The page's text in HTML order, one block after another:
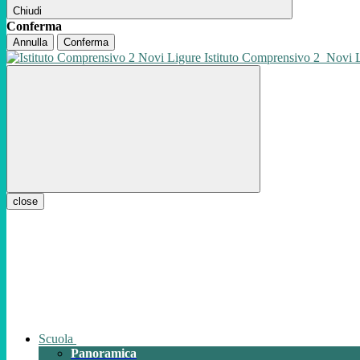
Chiudi
Conferma
Annulla Conferma
Istituto Comprensivo 2 Novi
close
Scuola
Panoramica